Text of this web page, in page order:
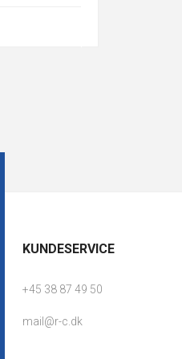
KUNDESERVICE
+45 38 87 49 50
mail@r-c.dk